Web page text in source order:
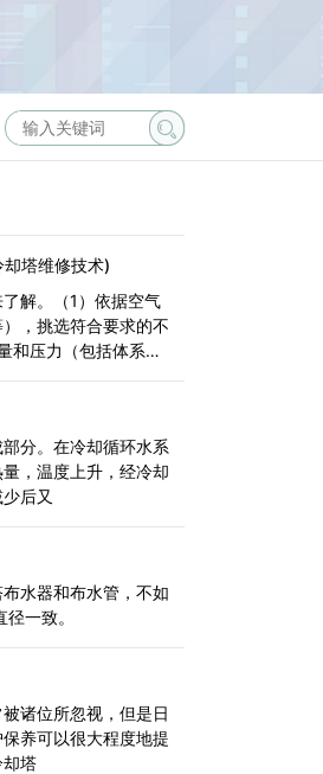
塔维修技术)
解。（1）依据空气
，挑选符合要求的不
和压力（包括体系中
分。在冷却循环水系
，温度上升，经冷却
后又
水器和布水管，不如
一致。
诸位所忽视，但是日
养可以很大程度地提
塔